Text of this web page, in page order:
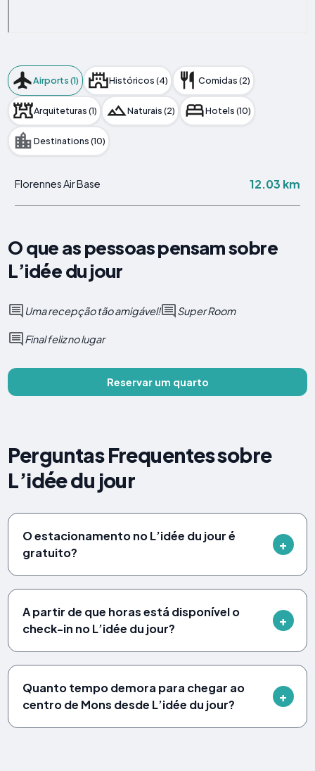
Airports (1) Históricos (4) Comidas (2)
Arquiteturas (1) Naturais (2) Hotels (10)
Destinations (10)
Florennes Air Base 12.03 km
O que as pessoas pensam sobre
L’idée du jour
Uma recepção tão amigável! Super Room
Final feliz no lugar
Reservar um quarto
Perguntas Frequentes sobre
L’idée du jour
O estacionamento no L’idée du jour é
gratuito?
A partir de que horas está disponível o
check-in no L’idée du jour?
Quanto tempo demora para chegar ao
centro de Mons desde L’idée du jour?